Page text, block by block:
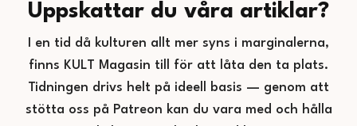
Uppskattar du våra artiklar?
I en tid då kulturen allt mer syns i marginalerna,
finns KULT Magasin till för att låta den ta plats.
Tidningen drivs helt på ideell basis — genom att
stötta oss på Patreon kan du vara med och hålla